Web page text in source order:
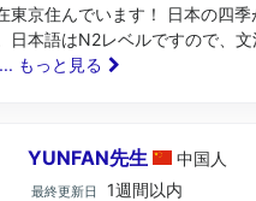
東京住んでいます！ 日本の四季
日本語はN2レベルですので、
... もっと見る
YUNFAN先生 中国 人
最終更新日 1週間以内